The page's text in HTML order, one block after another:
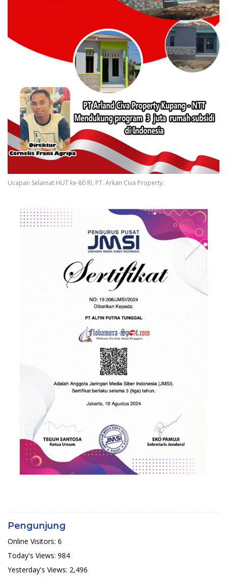
Ucapan Selamat HUT ke-80 RI, PT. Arkan Civa Property.
Pengunjung
Online Visitors: 6
Today's Views: 984
Yesterday's Views: 2,496